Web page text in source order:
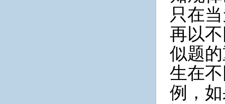
只在
再以
似题
生在
例，